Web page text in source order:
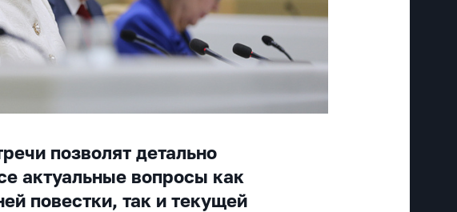
позволят детально
актуальные вопросы как
повестки, так и текущей